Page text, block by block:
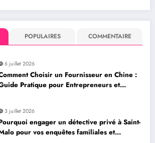
POPULAIRES COMMENTAIRE
6 juillet 2026
Choisir un Fournisseur en Chine :
Pratique pour Entrepreneurs et
3 juillet 2026
engager un détective privé à Saint-
pour vos enquêtes familiales et